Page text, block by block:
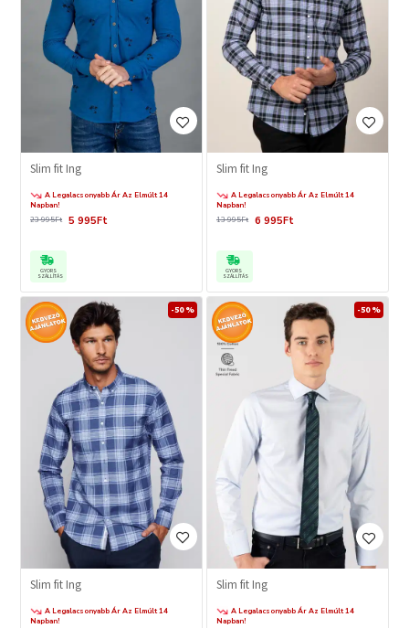
Slim fit Ing
A Legalacsonyabb Ár Az Elmúlt 14
Napban!
5 995Ft
23 995Ft
GYORS
SZÁLLÍTÁS
Slim fit Ing
A Legalacsonyabb Ár Az Elmúlt 14
Napban!
6 995Ft
13 995Ft
GYORS
SZÁLLÍTÁS
-50 %
Slim fit Ing
A Legalacsonyabb Ár Az Elmúlt 14
Napban!
-50 %
Slim fit Ing
A Legalacsonyabb Ár Az Elmúlt 14
Napban!